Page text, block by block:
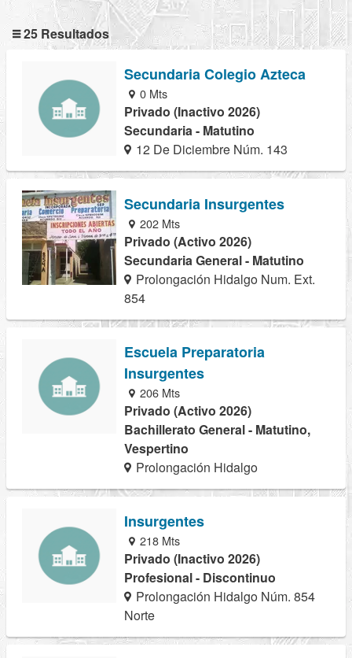
25 Resultados
Secundaria Colegio Azteca
0 Mts
Privado (Inactivo 2026)
Secundaria - Matutino
12 De Diciembre Núm. 143
Secundaria Insurgentes
202 Mts
Privado (Activo 2026)
Secundaria General - Matutino
Prolongación Hidalgo Num. Ext.
854
Escuela Preparatoria
Insurgentes
206 Mts
Privado (Activo 2026)
Bachillerato General - Matutino,
Vespertino
Prolongación Hidalgo
Insurgentes
218 Mts
Privado (Inactivo 2026)
Profesional - Discontinuo
Prolongación Hidalgo Núm. 854
Norte